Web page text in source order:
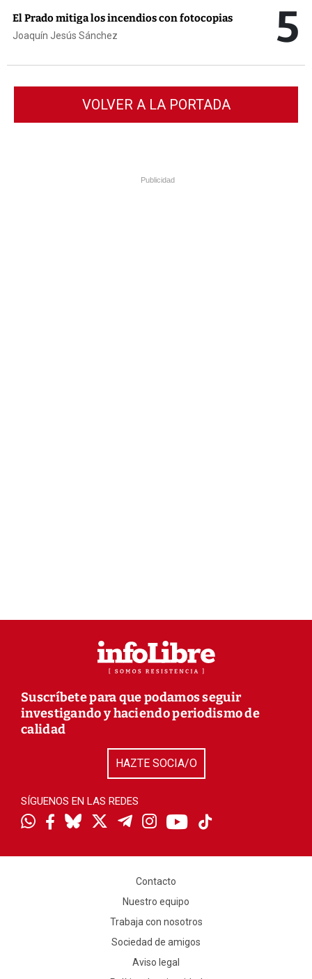
El Prado mitiga los incendios con fotocopias
Joaquín Jesús Sánchez 5
VOLVER A LA PORTADA
Publicidad
Suscríbete para que podamos seguir
investigando y haciendo periodismo de
calidad
HAZTE SOCIA/O
SÍGUENOS EN LAS REDES
Contacto
Nuestro equipo
Trabaja con nosotros
Sociedad de amigos
Aviso legal